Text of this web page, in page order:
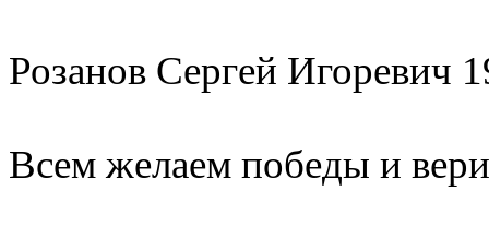
Розанов Сергей Игоревич
Всем желаем победы и